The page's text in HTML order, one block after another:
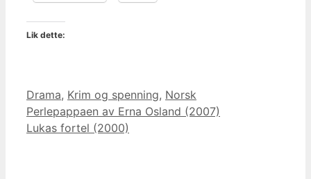
Lik dette:
Kategorier
Drama, Krim og spenning, Norsk
Perlepappaen av Erna Osland (2007)
Lukas fortel (2000)